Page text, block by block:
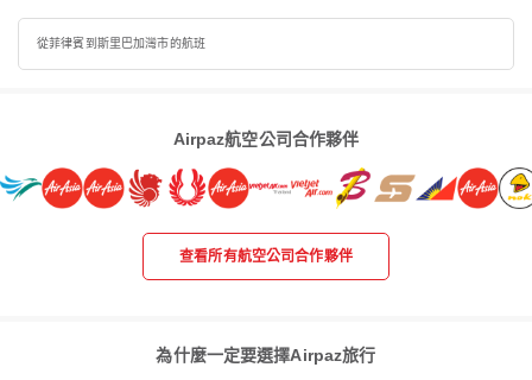
從菲律賓到斯里巴加灣市的航班
Airpaz航空公司合作夥伴
查看所有航空公司合作夥伴
為什麼一定要選擇Airpaz旅行